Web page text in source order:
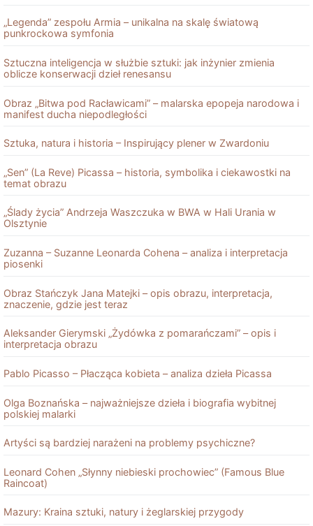
„Legenda” zespołu Armia – unikalna na skalę światową
punkrockowa symfonia
Sztuczna inteligencja w służbie sztuki: jak inżynier zmienia
oblicze konserwacji dzieł renesansu
Obraz „Bitwa pod Racławicami” – malarska epopeja narodowa i
manifest ducha niepodległości
Sztuka, natura i historia – Inspirujący plener w Zwardoniu
„Sen” (La Reve) Picassa – historia, symbolika i ciekawostki na
temat obrazu
„Ślady życia” Andrzeja Waszczuka w BWA w Hali Urania w
Olsztynie
Zuzanna – Suzanne Leonarda Cohena – analiza i interpretacja
piosenki
Obraz Stańczyk Jana Matejki – opis obrazu, interpretacja,
znaczenie, gdzie jest teraz
Aleksander Gierymski „Żydówka z pomarańczami” – opis i
interpretacja obrazu
Pablo Picasso – Płacząca kobieta – analiza dzieła Picassa
Olga Boznańska – najważniejsze dzieła i biografia wybitnej
polskiej malarki
Artyści są bardziej narażeni na problemy psychiczne?
Leonard Cohen „Słynny niebieski prochowiec” (Famous Blue
Raincoat)
Mazury: Kraina sztuki, natury i żeglarskiej przygody